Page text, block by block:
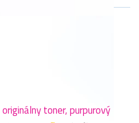
toner, purpurový